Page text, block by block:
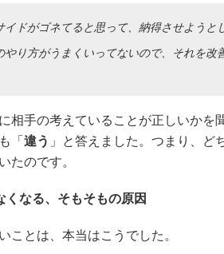
ドがゴネてると思って、納得させようと
やり方がうまくいってないので、それを改
相手の考えていることが正しいかを
「 違う 」と答えました。つまり、ど
たのです。
くなる、そもそもの原因
ことは、本当はこうでした。